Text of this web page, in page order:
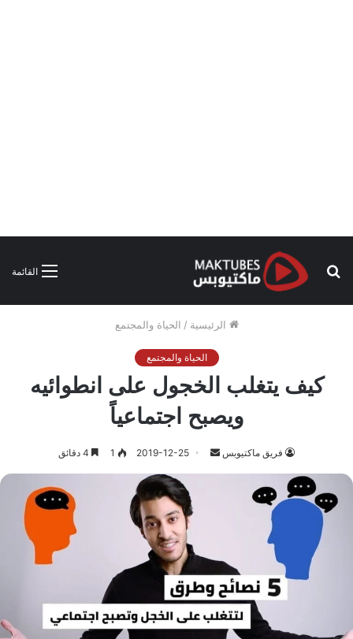
القائمة
بحث
الرئيسية / الحياة والمجتمع
الحياة والمجتمع
كيف يتغلب الخجول على انطوائيه
ويصبح اجتماعياً
فريق ماكتيوبس
أرسل
إلكترونيا
2019-12-25
1